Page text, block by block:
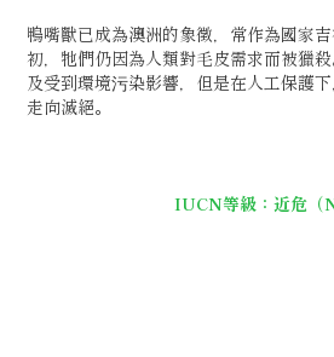
鴨嘴獸已成為澳洲的象徵，常作為國家
初，牠們仍因為人類對毛皮需求而被獵
及受到環境污染影響，但是在人工保護
走向滅絕。
IUCN等級：近危（